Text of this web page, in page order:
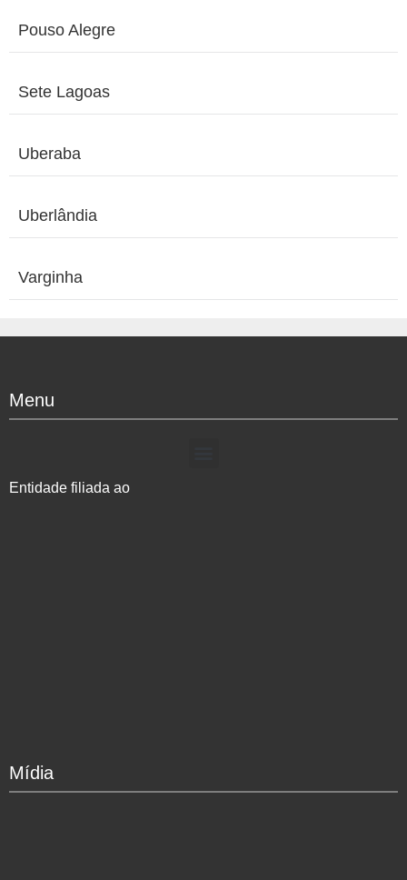
Pouso Alegre
Sete Lagoas
Uberaba
Uberlândia
Varginha
Menu
Entidade filiada ao
Mídia